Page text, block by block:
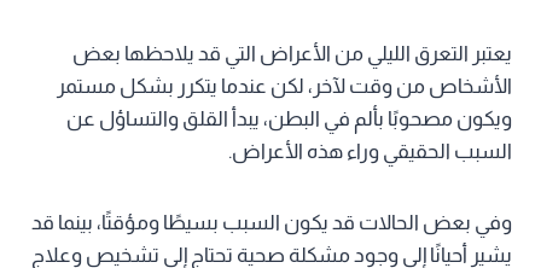
يعتبر التعرق الليلي من الأعراض التي قد يلاحظها بعض
الأشخاص من وقت لآخر، لكن عندما يتكرر بشكل مستمر
ويكون مصحوبًا بألم في البطن، يبدأ القلق والتساؤل عن
السبب الحقيقي وراء هذه الأعراض.
وفي بعض الحالات قد يكون السبب بسيطًا ومؤقتًا، بينما قد
يشير أحيانًا إلى وجود مشكلة صحية تحتاج إلى تشخيص وعلاج